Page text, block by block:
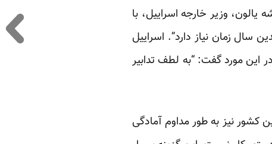
وزیر خارجه اسراییل، با
سال زمان نیاز دارد”. اسراییل
این مورد گفت: “به لطف تدابیر
کشور نیز به طور مداوم آمادگی